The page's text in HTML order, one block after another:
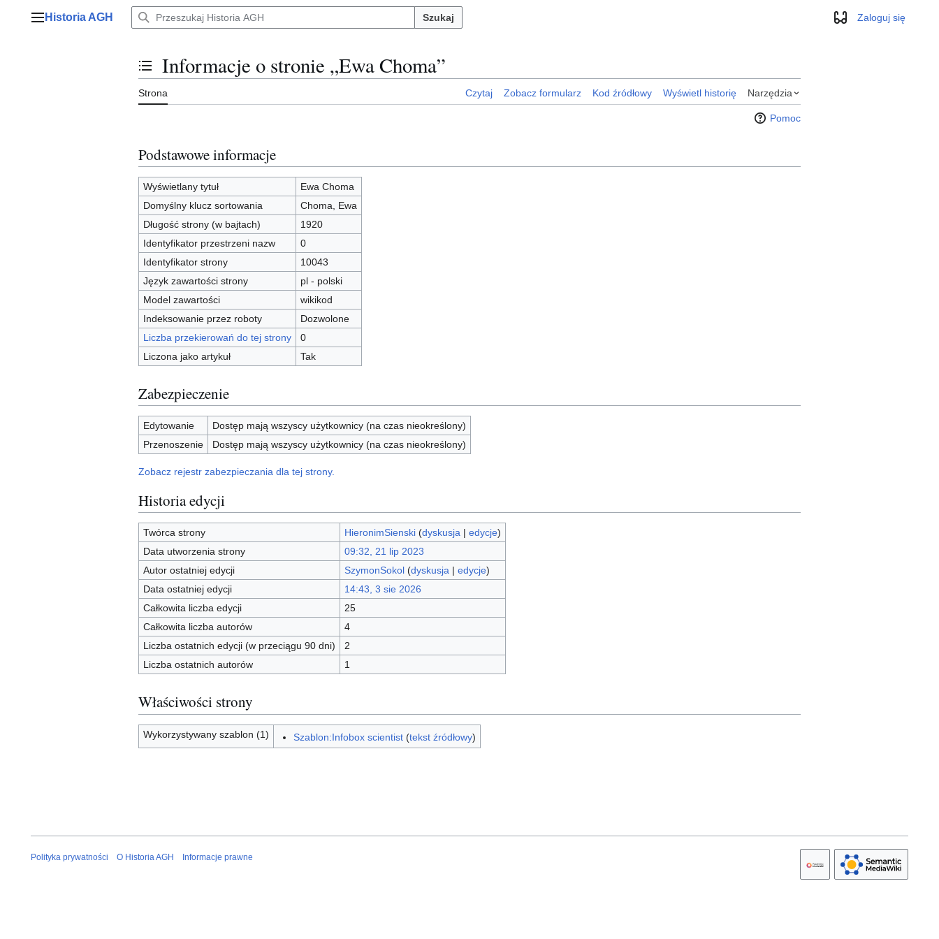
Menu główne
Historia AGH Szukaj WyglądZaloguj się
Przełącz stan spisu treści
Informacje o stronie „Ewa Choma”
Strona Czytaj Zobacz formularz Kod źródłowy Wyświetl historię Narzędzia
Pomoc
Podstawowe informacje
Wyświetlany tytuł
Ewa Choma
Domyślny klucz sortowania
Choma, Ewa
Długość strony (w bajtach)
1920
Identyfikator przestrzeni nazw
0
Identyfikator strony
10043
Język zawartości strony
pl - polski
Model zawartości
wikikod
Indeksowanie przez roboty
Dozwolone
Liczba przekierowań do tej strony
0
Liczona jako artykuł
Tak
Zabezpieczenie
Edytowanie
Dostęp mają wszyscy użytkownicy (na czas nieokreślony)
Przenoszenie
Dostęp mają wszyscy użytkownicy (na czas nieokreślony)
Zobacz rejestr zabezpieczania dla tej strony.
Historia edycji
Twórca strony HieronimSienski (dyskusja| edycje)
Data utworzenia strony
09:32, 21 lip 2023
Autor ostatniej edycji
SzymonSokol (dyskusja| edycje)
Data ostatniej edycji
14:43, 3 sie 2026
Całkowita liczba edycji
25
Całkowita liczba autorów
4
Liczba ostatnich edycji (w przeciągu 90 dni)
2
Liczba ostatnich autorów
1
Właściwości strony
Wykorzystywany szablon (1) Szablon:Infobox scientist(tekst źródłowy)
Polityka prywatności O Historia AGH Informacje prawne